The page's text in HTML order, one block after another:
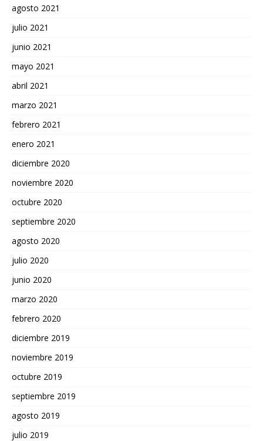
agosto 2021
julio 2021
junio 2021
mayo 2021
abril 2021
marzo 2021
febrero 2021
enero 2021
diciembre 2020
noviembre 2020
octubre 2020
septiembre 2020
agosto 2020
julio 2020
junio 2020
marzo 2020
febrero 2020
diciembre 2019
noviembre 2019
octubre 2019
septiembre 2019
agosto 2019
julio 2019